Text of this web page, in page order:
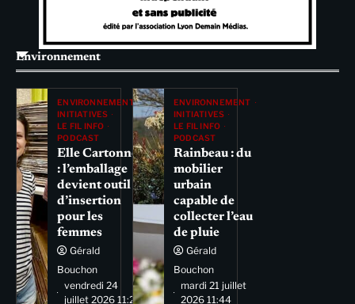
Environnement
ENVIRONNEMENT
INITIATIVES
LE FIL INFO
PODCAST
Elle Cartonne
: l’emballage
devient outil
d’insertion
pour les
femmes
Gérald
Bouchon
vendredi 24
juillet 2026 11:29
ENVIRONNEMENT
INITIATIVES
LE FIL INFO
PODCAST
Rainbeau : du
mobilier
urbain
capable de
collecter l’eau
de pluie
Gérald
Bouchon
mardi 21 juillet
2026 11:44